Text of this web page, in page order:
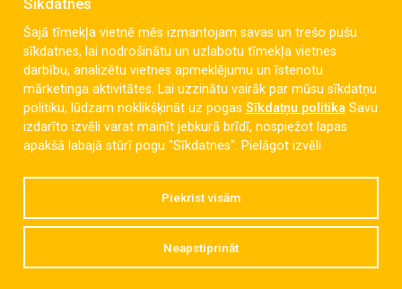
Celmu iela 6, Liepāja, LV-3405
dzintaravsk@liepaja.edu.lv
+371 634 427 10
Sīkdatnes
Šajā tīmekļa vietnē mēs izmantojam savas un trešo pušu
sīkdatnes, lai nodrošinātu un uzlabotu tīmekļa vietnes
darbību, analizētu vietnes apmeklējumu un īstenotu
mārketinga aktivitātes. Lai uzzinātu vairāk par mūsu sīkdatņu
politiku, lūdzam noklikšķināt uz pogas Sīkdatņu politikaSavu
izdarīto izvēli varat mainīt jebkurā brīdī, nospiežot lapas
apakšā labajā stūrī pogu "Sīkdatnes". Pielāgot izvēli
Piekrist visām
Neapstiprināt